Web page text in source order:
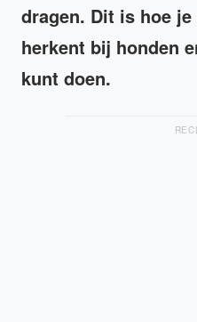
dragen. Dit is hoe
herkent bij honden
kunt doen.